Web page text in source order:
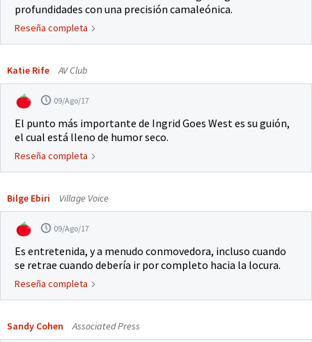
profundidades con una precisión camaleónica.
Reseña completa
Katie Rife AV Club
09/Ago/17
El punto más importante de Ingrid Goes West es su guión,
el cual está lleno de humor seco.
Reseña completa
Bilge Ebiri Village Voice
09/Ago/17
Es entretenida, y a menudo conmovedora, incluso cuando
se retrae cuando debería ir por completo hacia la locura.
Reseña completa
Sandy Cohen Associated Press